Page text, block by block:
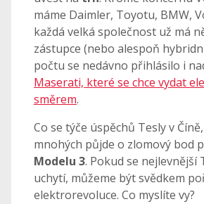
máme Daimler, Toyotu, BMW,
každá velká společnost už má
zástupce (nebo alespoň
počtu se nedávno přihlásilo i
Maserati, které se chce vydat
směrem.
Co se týče úspěchů Tesly v
mnohých půjde o zlomový bod
Modelu 3. Pokud se nejlevnější
uchytí, můžeme být svědkem
elektrorevoluce. Co myslíte vy?